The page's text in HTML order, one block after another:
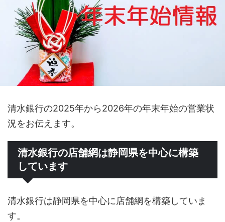
清水銀行の2025年から2026年の年末年始の営業状
況をお伝えます。
清水銀行の店舗網は静岡県を中心に構築
しています
清水銀行は静岡県を中心に店舗網を構築していま
す。